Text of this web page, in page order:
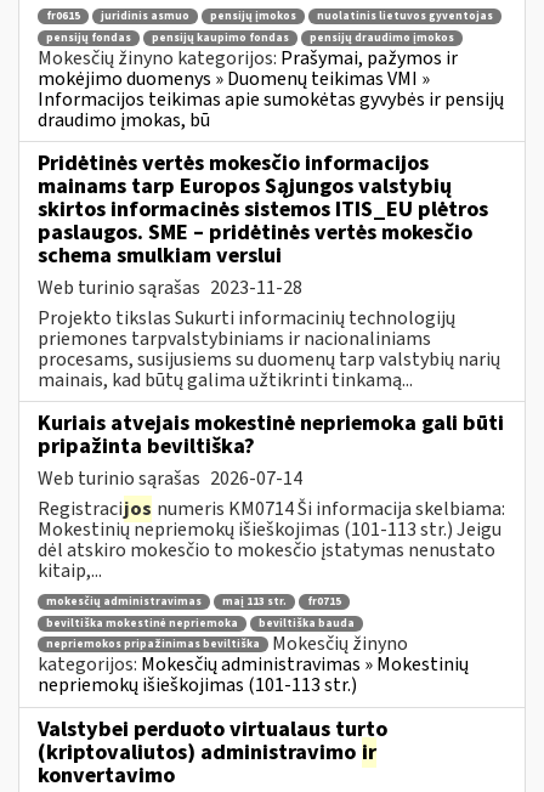
fr0615 juridinis asmuo pensijų įmokos
nuolatinis lietuvos gyventojas
pensijų fondas
pensijų kaupimo fondas pensijų draudimo įmokos
Mokesčių žinyno kategorijos: Prašymai, pažymos ir
mokėjimo duomenys » Duomenų teikimas VMI »
Informacijos teikimas apie sumokėtas gyvybės ir pensijų
draudimo įmokas, bū
Pridėtinės vertės mokesčio informacijos
mainams tarp Europos Sąjungos valstybių
skirtos informacinės sistemos ITIS_EU plėtros
paslaugos. SME – pridėtinės vertės mokesčio
schema smulkiam verslui
Web turinio sąrašas 2023-11-28
Projekto tikslas Sukurti informacinių technologijų
priemones tarpvalstybiniams ir nacionaliniams
procesams, susijusiems su duomenų tarp valstybių narių
mainais, kad būtų galima užtikrinti tinkamą...
Kuriais atvejais mokestinė nepriemoka gali būti
pripažinta beviltiška?
Web turinio sąrašas 2026-07-14
Registracijos numeris KM0714 Ši informacija skelbiama:
Mokestinių nepriemokų išieškojimas (101-113 str.) Jeigu
dėl atskiro mokesčio to mokesčio įstatymas nenustato
kitaip,...
mokesčių administravimas maį 113 str.
fr0715
beviltiška mokestinė nepriemoka
beviltiška bauda
nepriemokos pripažinimas beviltiška
Mokesčių žinyno
kategorijos: Mokesčių administravimas » Mokestinių
nepriemokų išieškojimas (101-113 str.)
Valstybei perduoto virtualaus turto
(kriptovaliutos) administravimo ir
konvertavimo